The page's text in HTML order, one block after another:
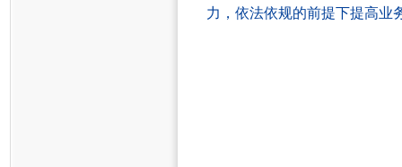
力，依法依规的前提下提高业